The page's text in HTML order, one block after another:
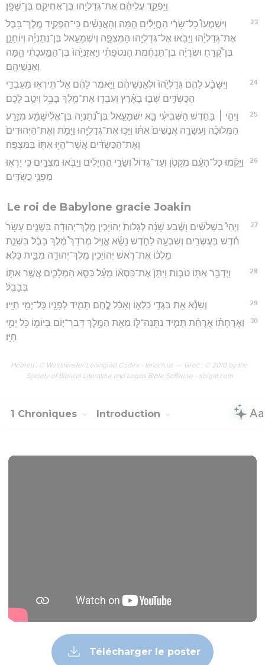
וַיַּפְקֵ֣ד עֲלֵיהֶ֔ם אֶת־גְּדַלְיָ֖הוּ בֶּן־אֲחִיקָ֥ם בֶּן־שָׁפָֽן׃
23
וַיִּשְׁמְעוּ֩ כָל־שָׂרֵ֨י הַחֲיָלִ֜ים הֵ֣מָּה וְהָאֲנָשִׁ֗ים כִּֽי־הִפְקִ֤יד מֶֽלֶךְ־בָּבֶל֙
אֶת־גְּדַלְיָ֔הוּ וַיָּבֹ֥אוּ אֶל־גְּדַלְיָ֖הוּ הַמִּצְפָּ֑ה וְיִשְׁמָעֵ֣אל בֶּן־נְתַנְיָ֡ה וְיוֹחָנָ֣ן
בֶּן־קָ֠רֵחַ וּשְׂרָיָ֨ה בֶן־תַּנְחֻ֜מֶת הַנְּטֹפָתִ֗י וְיַֽאֲזַנְיָ֙הוּ֙ בֶּן־הַמַּ֣עֲכָתִ֔י הֵ֖מָּה
וְאַנְשֵׁיהֶֽם׃
24
וַיִּשָּׁבַ֨ע לָהֶ֤ם גְּדַלְיָ֙הוּ֙ וּלְאַנְשֵׁיהֶ֔ם וַיֹּ֣אמֶר לָהֶ֔ם אַל־תִּֽירְא֖וּ מֵעַבְדֵ֣י
הַכַּשְׂדִּ֑ים שְׁב֣וּ בָאָ֗רֶץ וְעִבְד֛וּ אֶת־מֶ֥לֶךְ בָּבֶ֖ל וְיִטַ֥ב לָכֶֽם׃
25
וַיְהִ֣י ׀ בַּחֹ֣דֶשׁ הַשְּׁבִיעִ֗י בָּ֣א יִשְׁמָעֵ֣אל בֶּן־נְ֠תַנְיָה בֶּן־אֱלִ֨ישָׁמָ֜ע מִזֶּ֣רַע
הַמְּלוּכָ֗ה וַעֲשָׂרָ֤ה אֲנָשִׁים֙ אִתּ֔וֹ וַיַּכּ֥וּ אֶת־גְּדַלְיָ֖הוּ וַיָּמֹ֑ת וְאֶת־הַיְּהוּדִים֙
וְאֶת־הַכַּשְׂדִּ֔ים אֲשֶׁר־הָי֥וּ אִתּ֖וֹ בַּמִּצְפָּֽה׃
26
וַיָּקֻ֨מוּ כָל־הָעָ֜ם מִקָּטֹ֤ן וְעַד־גָּדוֹל֙ וְשָׂרֵ֣י הַחֲיָלִ֔ים וַיָּבֹ֖אוּ מִצְרָ֑יִם כִּ֥י יָרְא֖וּ
מִפְּנֵ֥י כַשְׂדִּֽים׃
Le roi de Babylone gracie Joakin
27
וַיְהִי֩ בִשְׁלֹשִׁ֨ים וָשֶׁ֜בַע שָׁנָ֗ה לְגָלוּת֙ יְהוֹיָכִ֣ין מֶֽלֶךְ־יְהוּדָ֔ה בִּשְׁנֵ֤ים עָשָׂר֙
חֹ֔דֶשׁ בְּעֶשְׂרִ֥ים וְשִׁבְעָ֖ה לַחֹ֑דֶשׁ נָשָׂ֡א אֱוִ֣יל מְרֹדַךְ֩ מֶ֨לֶךְ בָּבֶ֜ל בִּשְׁנַ֣ת
מָלְכ֗וֹ אֶת־רֹ֛אשׁ יְהוֹיָכִ֥ין מֶֽלֶךְ־יְהוּדָ֖ה מִבֵּ֥ית כֶּֽלֶא׃
28
וַיְדַבֵּ֥ר אִתּ֖וֹ טֹב֑וֹת וַיִּתֵּן֙ אֶת־כִּסְא֔וֹ מֵעַ֗ל כִּסֵּ֧א הַמְּלָכִ֛ים אֲשֶׁ֥ר אִתּ֖וֹ
בְּבָבֶֽל׃
29 וְשִׁנָּ֕א אֵ֖ת בִּגְדֵ֣י כִלְא֑וֹ וְאָכַ֨ל לֶ֧חֶם תָּמִ֛יד לְפָנָ֖יו כָּל־יְמֵ֥י חַיָּֽיו׃
30
וַאֲרֻחָת֗וֹ אֲרֻחַ֨ת תָּמִ֧יד נִתְּנָה־לּ֛וֹ מֵאֵ֥ת הַמֶּ֖לֶךְ דְּבַר־י֣וֹם בְּיוֹמ֑וֹ כֹּ֖ל יְמֵ֥י
חַיָּֽו׃
Hébreu : © Westminster Leningrad Codex - tanach.us --- Grec : © 2010 by the
Society of Biblical Literature and Logos Bible Software - sblgnt.com
1 Chroniques Introduction
Télécharger le poster